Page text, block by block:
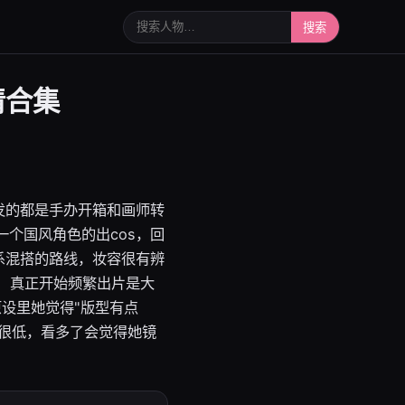
搜索人物或写真 搜索
集
都是手办开箱和画师转
个国风角色的出cos，回
搭的路线，妆容很有辨
真正开始频繁出片是大
里她觉得"版型有点
低，看多了会觉得她镜